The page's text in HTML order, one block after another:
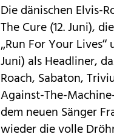
Die dänischen Elvis-
The Cure (12. Juni),
„Run For Your
Juni) als Headliner,
Roach, Sabaton,
Against-The-
dem neuen Sänger
wieder die volle